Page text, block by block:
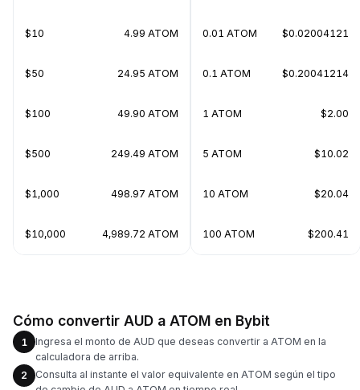
$10 4.99 ATOM
$50 24.95 ATOM
$100 49.90 ATOM
$500 249.49 ATOM
$1,000 498.97 ATOM
$10,000 4,989.72 ATOM
0.01 ATOM $0.02004121
0.1 ATOM $0.20041214
1 ATOM $2.00
5 ATOM $10.02
10 ATOM $20.04
100 ATOM $200.41
Cómo convertir AUD a ATOM en Bybit
1
Ingresa el monto de AUD que deseas convertir a ATOM en la
calculadora de arriba.
2
Consulta al instante el valor equivalente en ATOM según el tipo